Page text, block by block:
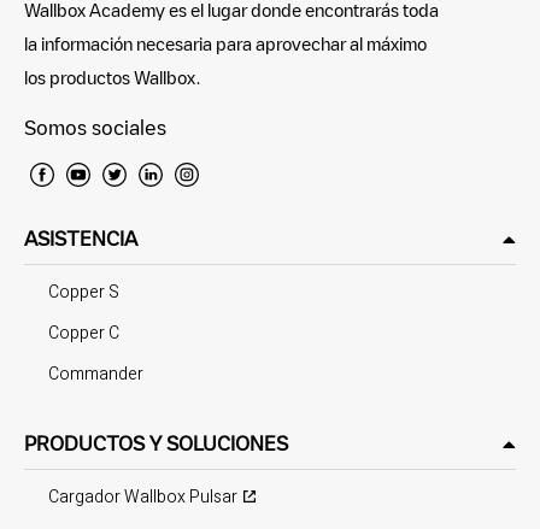
Wallbox Academy es el lugar donde encontrarás toda
la información necesaria para aprovechar al máximo
los productos Wallbox.
Somos sociales
ASISTENCIA
Copper S
Copper C
Commander
PRODUCTOS Y SOLUCIONES
Cargador Wallbox Pulsar